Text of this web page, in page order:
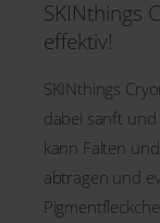
SKINthings
effektiv!
SKINthings
dabei sanft
kann Falten
abtragen und